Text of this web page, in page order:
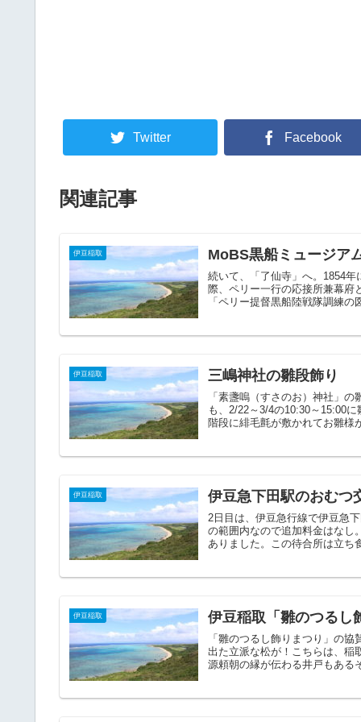
Twitter Facebook
関連記事
伊豆稲取 MoBS黒船ミュージア
続いて、「了仙寺」へ。1854
際、ペリー一行の応接所兼幕府
「ペリー提督黒船陸戦隊調練
伊豆稲取 三嶋神社の雛段飾り
「素盞嗚（すさのお）神社」
も、2/22～3/4の10:30～15:00
階段に緋毛氈が敷かれてお雛様
伊豆稲取 伊豆急下田駅のおむつ
2日目は、伊豆急行線で伊豆急
の範囲内なので追加料金はなし
ありました。この待合所は立ち
伊豆稲取 伊豆稲取「雛のつるし
「雛のつるし飾りまつり」の
出た立派な松が！こちらは、稲
源頼朝の縁が伝わる井戸もある